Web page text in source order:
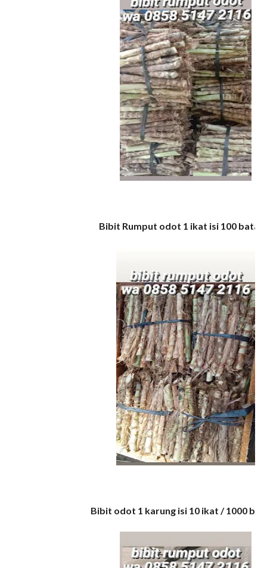
Bibit Rumput odot 1 ikat isi 100
Bibit odot 1 karung isi 10 ikat / 1000